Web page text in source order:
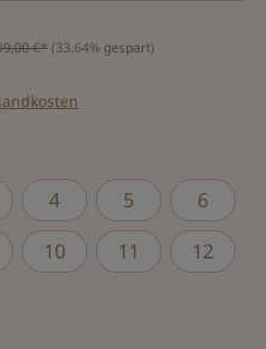
€*(33.64% gespart)
4 5
6
10 11
12